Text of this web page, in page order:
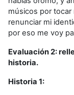
músicos por
renunciar mi
por eso me voy
Evaluación 2:
historia.
Historia 1: